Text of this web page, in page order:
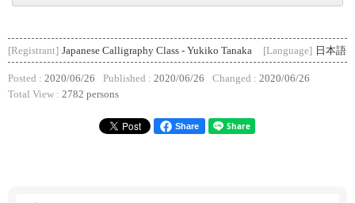
[Registrant] Japanese Calligraphy Class - Yukiko Tanaka [Language] 日本語
Posted : 2020/06/26 Published : 2020/06/26 Changed : 2020/06/26
Total View : 2782 persons
Share